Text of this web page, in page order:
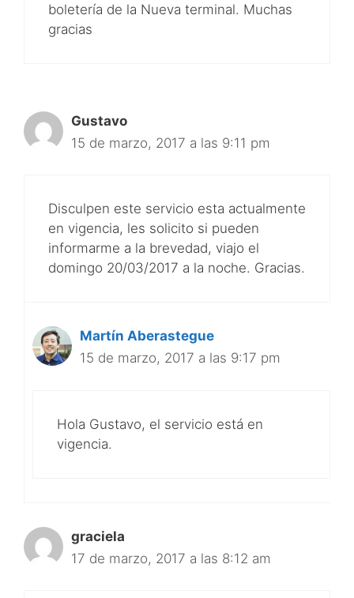
boletería de la Nueva terminal. Muchas
gracias
Gustavo
15 de marzo, 2017 a las 9:11 pm
Disculpen este servicio esta actualmente
en vigencia, les solicito si pueden
informarme a la brevedad, viajo el
domingo 20/03/2017 a la noche. Gracias.
Martín Aberastegue
15 de marzo, 2017 a las 9:17 pm
Hola Gustavo, el servicio está en
vigencia.
graciela
17 de marzo, 2017 a las 8:12 am